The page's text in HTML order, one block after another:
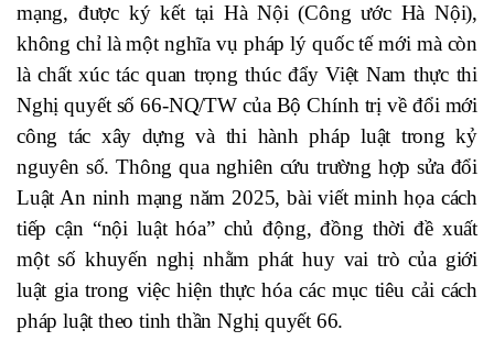
mạng, được ký kết tại Hà Nội (Công ước Hà Nội),
không chỉ là một nghĩa vụ pháp lý quốc tế mới mà còn
là chất xúc tác quan trọng thúc đẩy Việt Nam thực thi
Nghị quyết số 66-NQ/TW của Bộ Chính trị về đổi mới
công tác xây dựng và thi hành pháp luật trong kỷ
nguyên số.Thông qua nghiên cứu trường hợp sửa đổi
Luật An ninh mạng năm 2025, bài viết minh họa cách
tiếp cận “nội luật hóa” chủ động, đồng thời đề xuất
một số khuyến nghị nhằm phát huy vai trò của giới
luật gia trong việc hiện thực hóa các mục tiêu cải cách
pháp luật theo tinh thần Nghị quyết 66.